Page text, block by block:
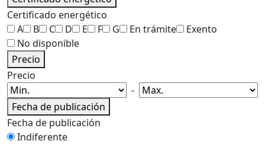
Certificado energético
A
B C D E F G En trámite
Exento
No disponible
Precio
Precio
-
Fecha de publicación
Fecha de publicación
Indiferente